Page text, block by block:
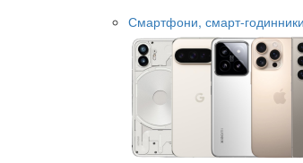
Смартфони, смарт-